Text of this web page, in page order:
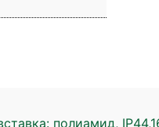
полиамид,